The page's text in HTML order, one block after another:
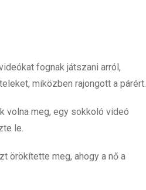
fognak játszani arról,
miközben rajongott a párért.
volna meg, egy sokkoló videó
le.
örökítette meg, ahogy a nő a